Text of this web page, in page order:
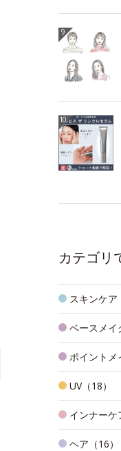
カテゴリ
スキンケア
ベースメイ
ポイントメ
UV（18）
インナーケ
ヘア（16）